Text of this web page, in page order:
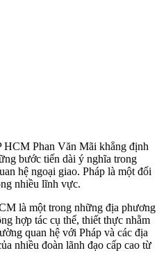
Phan Văn Mãi khẳng định
bước tiến dài ý nghĩa trong
hệ ngoại giao. Pháp là một đối
nhiều lĩnh vực.
là một trong những địa phương
hợp tác cụ thể, thiết thực nhằm
quan hệ với Pháp và các địa
nhiều đoàn lãnh đạo cấp cao từ